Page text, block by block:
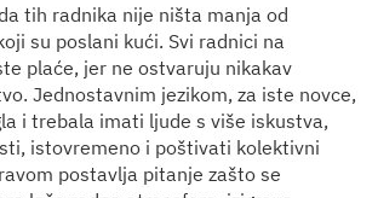
tih radnika nije ništa manja od
su poslani kući. Svi radnici na
plaće, jer ne ostvaruju nikakav
Jednostavnim jezikom, za iste novce,
i trebala imati ljude s više iskustva,
istovremeno i poštivati kolektivni
postavlja pitanje zašto se